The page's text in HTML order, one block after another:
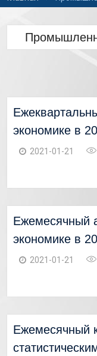
экономике в
2021-01-21
Ежемесячный
экономике в
2021-01-21
Ежемесячный